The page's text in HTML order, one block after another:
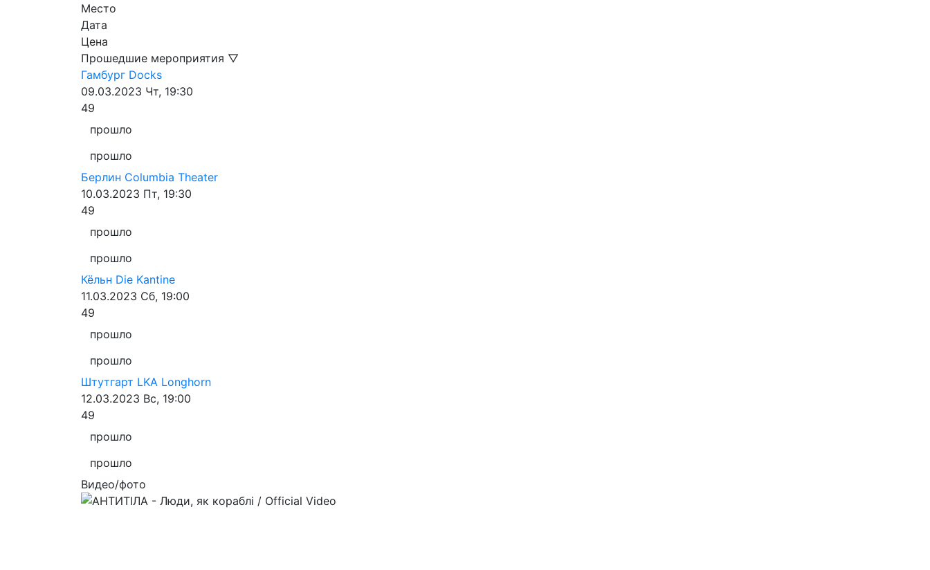
Место
Дата
Цена
Прошедшие мероприятия ▽
Гамбург Docks
09.03.2023 Чт, 19:30
49
прошло
прошло
Берлин Columbia Theater
10.03.2023 Пт, 19:30
49
прошло
прошло
Кёльн Die Kantine
11.03.2023 Сб, 19:00
49
прошло
прошло
Штутгарт LKA Longhorn
12.03.2023 Вс, 19:00
49
прошло
прошло
Видео/фото